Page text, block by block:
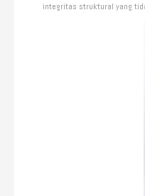
integritas struktural yang